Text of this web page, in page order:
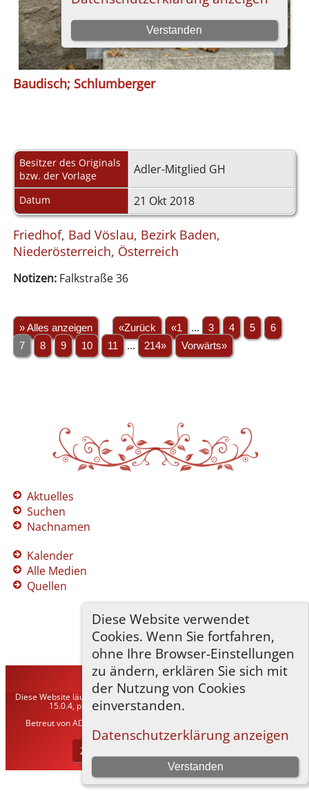
Diese Website verwendet
Cookies. Wenn Sie fortfahren,
ohne Ihre Browser-Einstellungen
zu ändern, erklären Sie sich mit
der Nutzung von Cookies
einverstanden.
Datenschutzerklärung anzeigen
Verstanden
Baudisch; Schlumberger
Besitzer des Originals
bzw. der Vorlage
Adler-Mitglied GH
Datum 21 Okt 2018
Friedhof, Bad Vöslau, Bezirk Baden,
Niederösterreich, Österreich
Notizen:Falkstraße 36
» Alles anzeigen «Zurück «1 ... 3 4 5
6
7
8 9 10 11 ... 214» Vorwärts»
Aktuelles
Suchen
Nachnamen
Kalender
Alle Medien
Quellen
TNG-ADLER©2026
Diese Website läuft mitThe Next Generation of Genealogy Sitebuilding
15.0.4, programmiert von Darrin Lythgoe © 2001-2026.
Betreut vonADLER Heraldisch-Genealogische Gesellschaft, Wien
Datenschutzerklärung.
Zur Desktop-Webseite wechseln